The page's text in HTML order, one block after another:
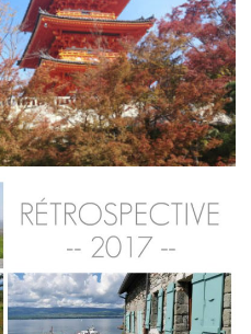
VOYAGE // 2018
Amérique du Nord, Amérique
Amériques,Asie , ,